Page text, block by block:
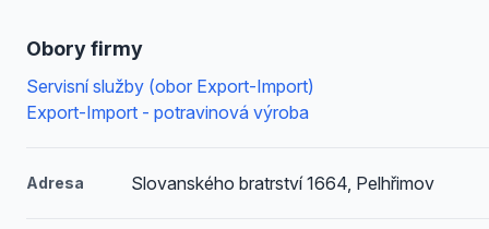
Obory firmy
Servisní služby (obor Export-Import)
Export-Import - potravinová výroba
Adresa Slovanského bratrství 1664, Pelhřimov